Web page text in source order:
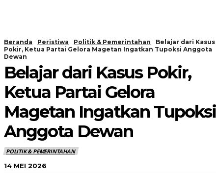
Beranda Peristiwa Politik & Pemerintahan
Belajar dari Kasus
Pokir, Ketua Partai Gelora Magetan Ingatkan Tupoksi Anggota
Dewan
Belajar dari Kasus Pokir,
Ketua Partai Gelora
Magetan Ingatkan Tupoksi
Anggota Dewan
POLITIK & PEMERINTAHAN
14 MEI 2026